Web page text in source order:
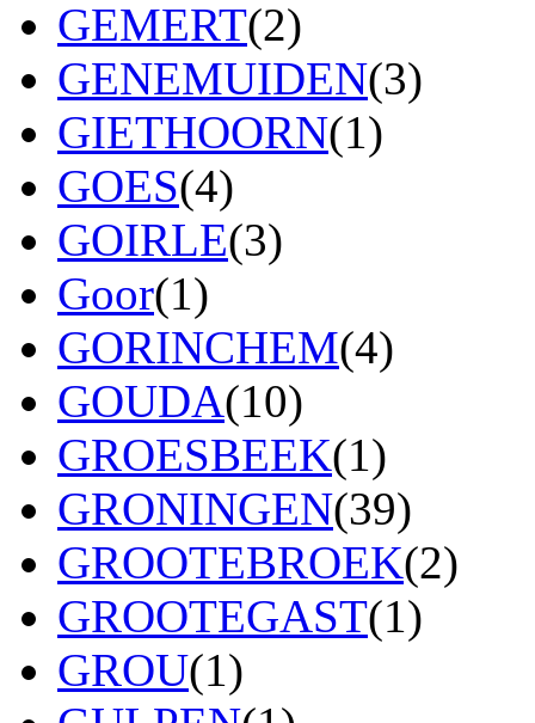
GEMERT(2)
GENEMUIDEN(3)
GIETHOORN(1)
GOES(4)
GOIRLE(3)
Goor(1)
GORINCHEM(4)
GOUDA(10)
GROESBEEK(1)
GRONINGEN(39)
GROOTEBROEK(2)
GROOTEGAST(1)
GROU(1)